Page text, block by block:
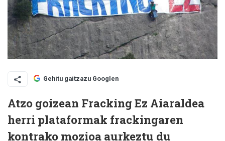
Gehitu gaitzazu Googlen
Atzo goizean Fracking Ez Aiaraldea
herri plataformak frackingaren
kontrako mozioa aurkeztu du